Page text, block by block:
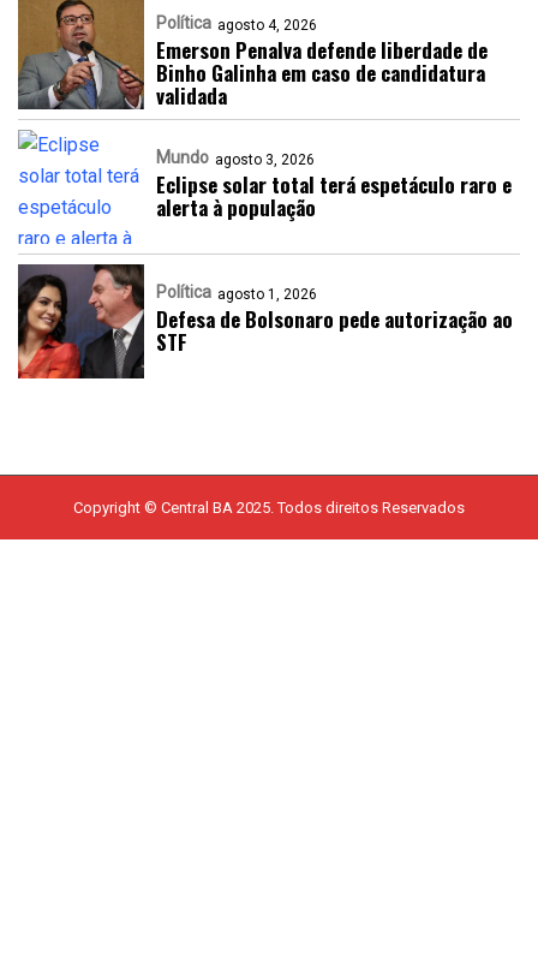
Política agosto 4, 2026
Emerson Penalva defende liberdade de
Binho Galinha em caso de candidatura
validada
Mundo agosto 3, 2026
Eclipse solar total terá espetáculo raro e
alerta à população
Política agosto 1, 2026
Defesa de Bolsonaro pede autorização ao
STF
Copyright © Central BA 2025. Todos direitos Reservados